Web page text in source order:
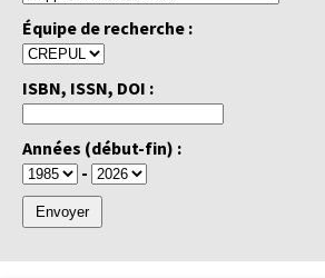
Équipe de recherche :
ISBN, ISSN, DOI :
Années (début-fin) :
-